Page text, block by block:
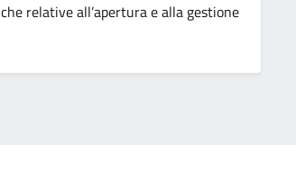
relative all’apertura e alla gestione